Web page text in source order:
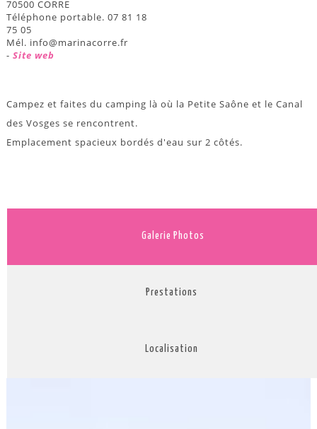
70500 CORRE
Téléphone portable. 07 81 18
75 05
Mél. info@marinacorre.fr
- Site web
Campez et faites du camping là où la Petite Saône et le Canal
des Vosges se rencontrent.
Emplacement spacieux bordés d'eau sur 2 côtés.
Galerie Photos
Prestations
Localisation